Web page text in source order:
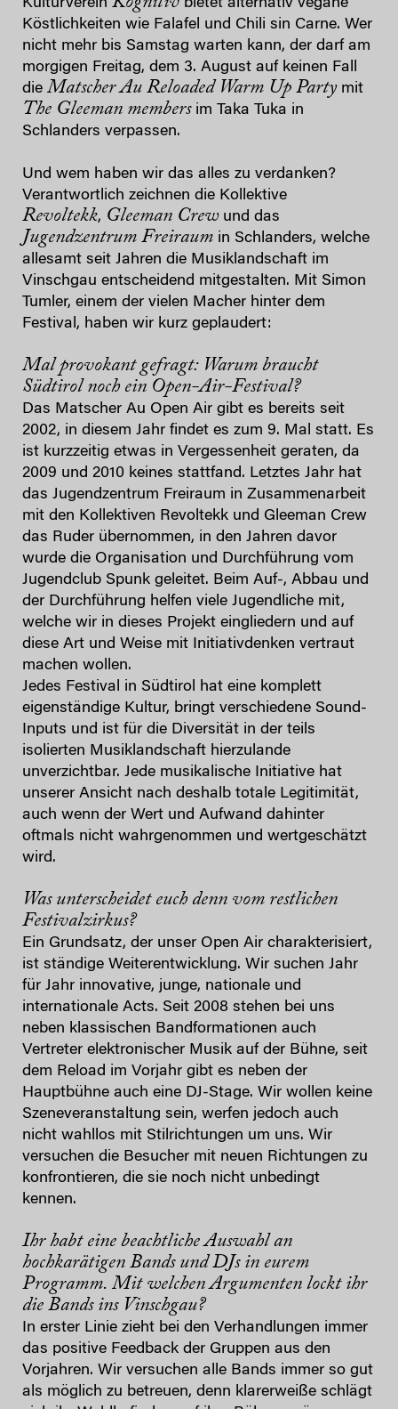
Kulturverein
bietet alternativ vegane
Köstlichkeiten wie Falafel und Chili sin Carne. Wer
nicht mehr bis Samstag warten kann, der darf am
morgigen Freitag, dem 3. August auf keinen Fall
die Matscher Au Reloaded Warm Up Partymit
The Gleeman membersim Taka Tuka in
Schlanders verpassen.
Und wem haben wir das alles zu verdanken?
Verantwortlich zeichnen die Kollektive
Revoltekk, Gleeman Crew und das
Jugendzentrum Freiraum in Schlanders, welche
allesamt seit Jahren die Musiklandschaft im
Vinschgau entscheidend mitgestalten. Mit Simon
Tumler, einem der vielen Macher hinter dem
Festival, haben wir kurz geplaudert:
Mal provokant gefragt: Warum braucht
Südtirol noch ein Open-Air-Festival?
Das Matscher Au Open Air gibt es bereits seit
2002, in diesem Jahr findet es zum 9. Mal statt. Es
ist kurzzeitig etwas in Vergessenheit geraten, da
2009 und 2010 keines stattfand. Letztes Jahr hat
das Jugendzentrum Freiraum in Zusammenarbeit
mit den Kollektiven Revoltekk und Gleeman Crew
das Ruder übernommen, in den Jahren davor
wurde die Organisation und Durchführung vom
Jugendclub Spunk geleitet. Beim Auf-, Abbau und
der Durchführung helfen viele Jugendliche mit,
welche wir in dieses Projekt eingliedern und auf
diese Art und Weise mit Initiativdenken vertraut
machen wollen.
Jedes Festival in Südtirol hat eine komplett
eigenständige Kultur, bringt verschiedene Sound-
Inputs und ist für die Diversität in der teils
isolierten Musiklandschaft hierzulande
unverzichtbar. Jede musikalische Initiative hat
unserer Ansicht nach deshalb totale Legitimität,
auch wenn der Wert und Aufwand dahinter
oftmals nicht wahrgenommen und wertgeschätzt
wird.
Was unterscheidet euch denn vom restlichen
Festivalzirkus?
Ein Grundsatz, der unser Open Air charakterisiert,
ist ständige Weiterentwicklung. Wir suchen Jahr
für Jahr innovative, junge, nationale und
internationale Acts. Seit 2008 stehen bei uns
neben klassischen Bandformationen auch
Vertreter elektronischer Musik auf der Bühne, seit
dem Reload im Vorjahr gibt es neben der
Hauptbühne auch eine DJ-Stage. Wir wollen keine
Szeneveranstaltung sein, werfen jedoch auch
nicht wahllos mit Stilrichtungen um uns. Wir
versuchen die Besucher mit neuen Richtungen zu
konfrontieren, die sie noch nicht unbedingt
kennen.
Ihr habt eine beachtliche Auswahl an
hochkarätigen Bands und DJs in eurem
Programm. Mit welchen Argumenten lockt ihr
die Bands ins Vinschgau?
In erster Linie zieht bei den Verhandlungen immer
das positive Feedback der Gruppen aus den
Vorjahren. Wir versuchen alle Bands immer so gut
als möglich zu betreuen, denn klarerweiße schlägt